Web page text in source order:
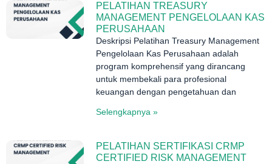
PELATIHAN TREASURY
MANAGEMENT PENGELOLAAN KAS
PERUSAHAAN
Deskripsi Pelatihan Treasury Management
Pengelolaan Kas Perusahaan adalah
program komprehensif yang dirancang
untuk membekali para profesional
keuangan dengan pengetahuan dan
Selengkapnya »
PELATIHAN SERTIFIKASI CRMP
CERTIFIED RISK MANAGEMENT